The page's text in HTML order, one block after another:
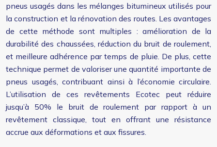
pneus usagés dans les mélanges bitumineux utilisés pour
la construction et la rénovation des routes. Les avantages
de cette méthode sont multiples : amélioration de la
durabilité des chaussées, réduction du bruit de roulement,
et meilleure adhérence par temps de pluie. De plus, cette
technique permet de valoriser une quantité importante de
pneus usagés, contribuant ainsi à l’économie circulaire.
L’utilisation de ces revêtements Ecotec peut réduire
jusqu’à 50% le bruit de roulement par rapport à un
revêtement classique, tout en offrant une résistance
accrue aux déformations et aux fissures.